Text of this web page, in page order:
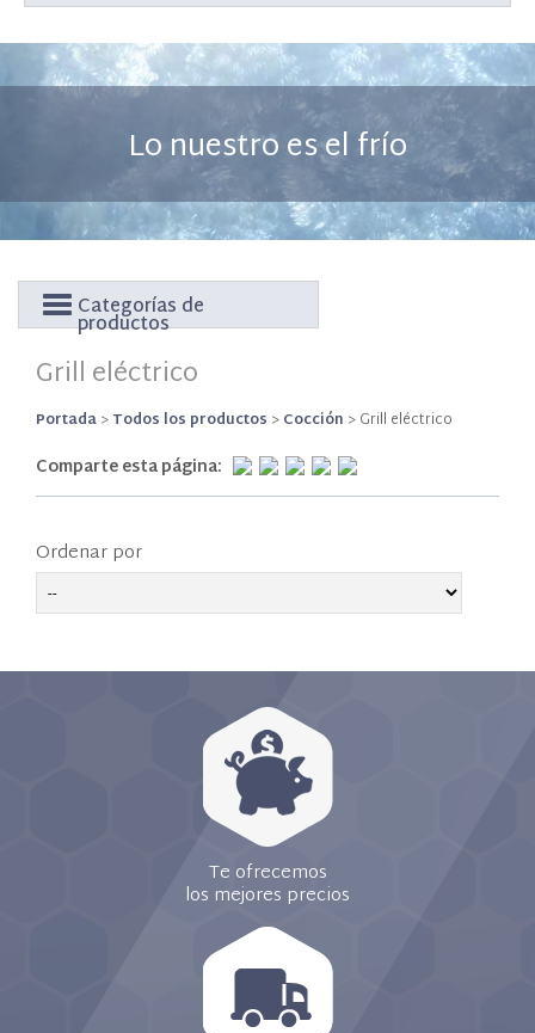
Lo nuestro es el frío
Categorías de
productos
Grill eléctrico
Portada>Todos los productos >Cocción >Grill eléctrico
Comparte esta página:
Ordenar por
Te ofrecemos
los mejores precios